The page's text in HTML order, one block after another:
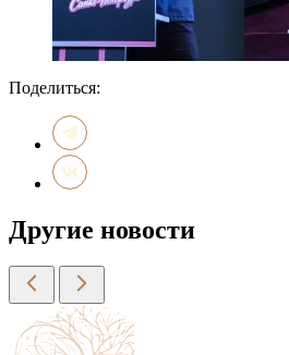
Поделиться:
Другие новости